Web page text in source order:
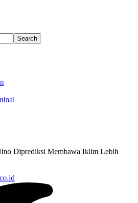
Diprediksi Membawa Iklim Lebih